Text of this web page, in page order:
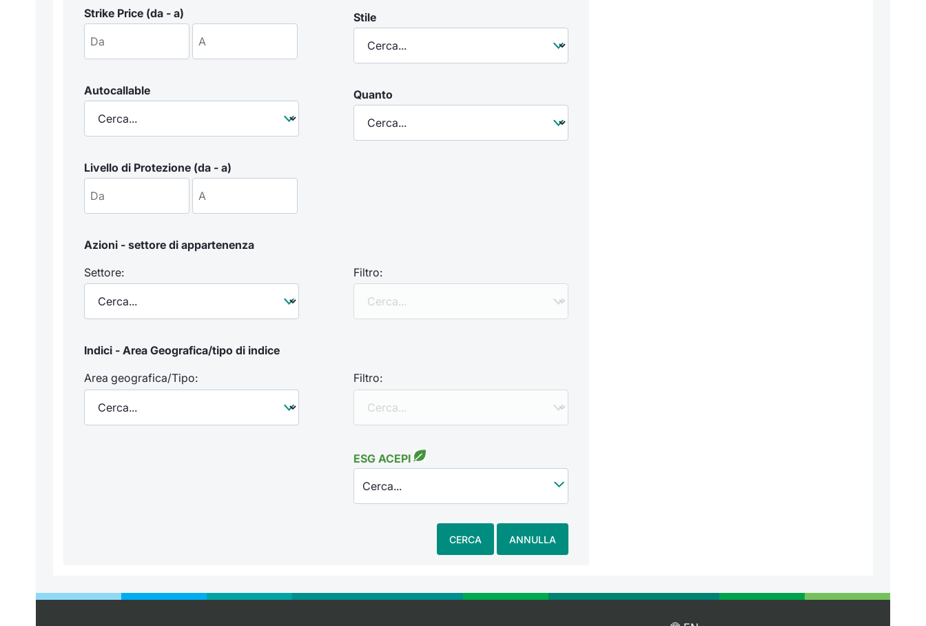
Strike Price (da - a) Stile
Autocallable Quanto
Livello di Protezione (da - a)
Azioni - settore di appartenenza
Settore:
Filtro:
Indici - Area Geografica/tipo di indice
Area geografica/Tipo:
Filtro:
ESG ACEPI
Cerca...
CERCA ANNULLA